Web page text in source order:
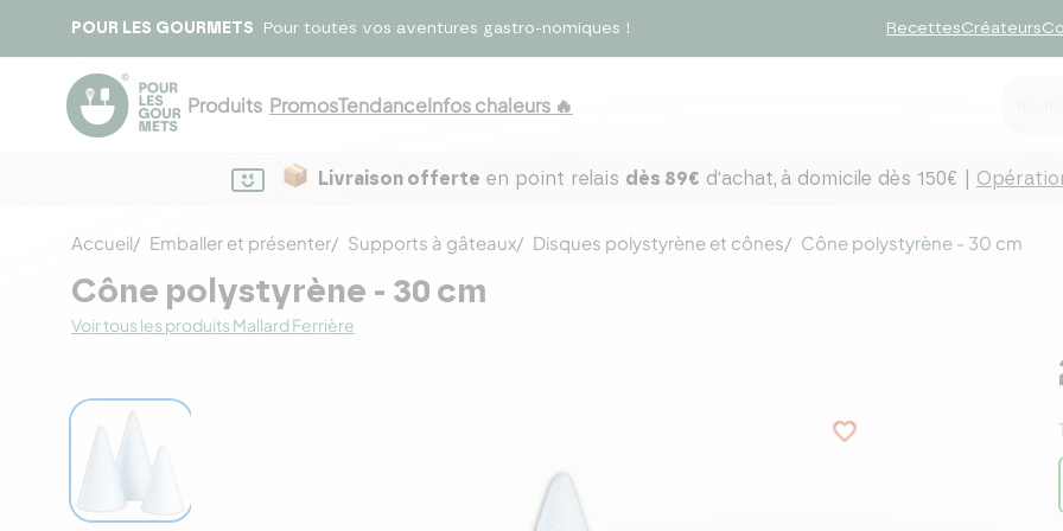
POUR LES GOURMETS Pour toutes vos aventures gastro-nomiques ! RecettesCréateurs
Produits PromosTendanceInfos chaleurs 🔥
Livraison offerte en point relais dès 89€ d'achat, à domicile dès 150€ |
Accueil Emballer et présenter Supports à gâteaux Disques polystyrène et cônes Cône polystyrène - 30 cm
Cône polystyrène - 30 cm
Voir tous les produits Mallard Ferrière
favorite_border